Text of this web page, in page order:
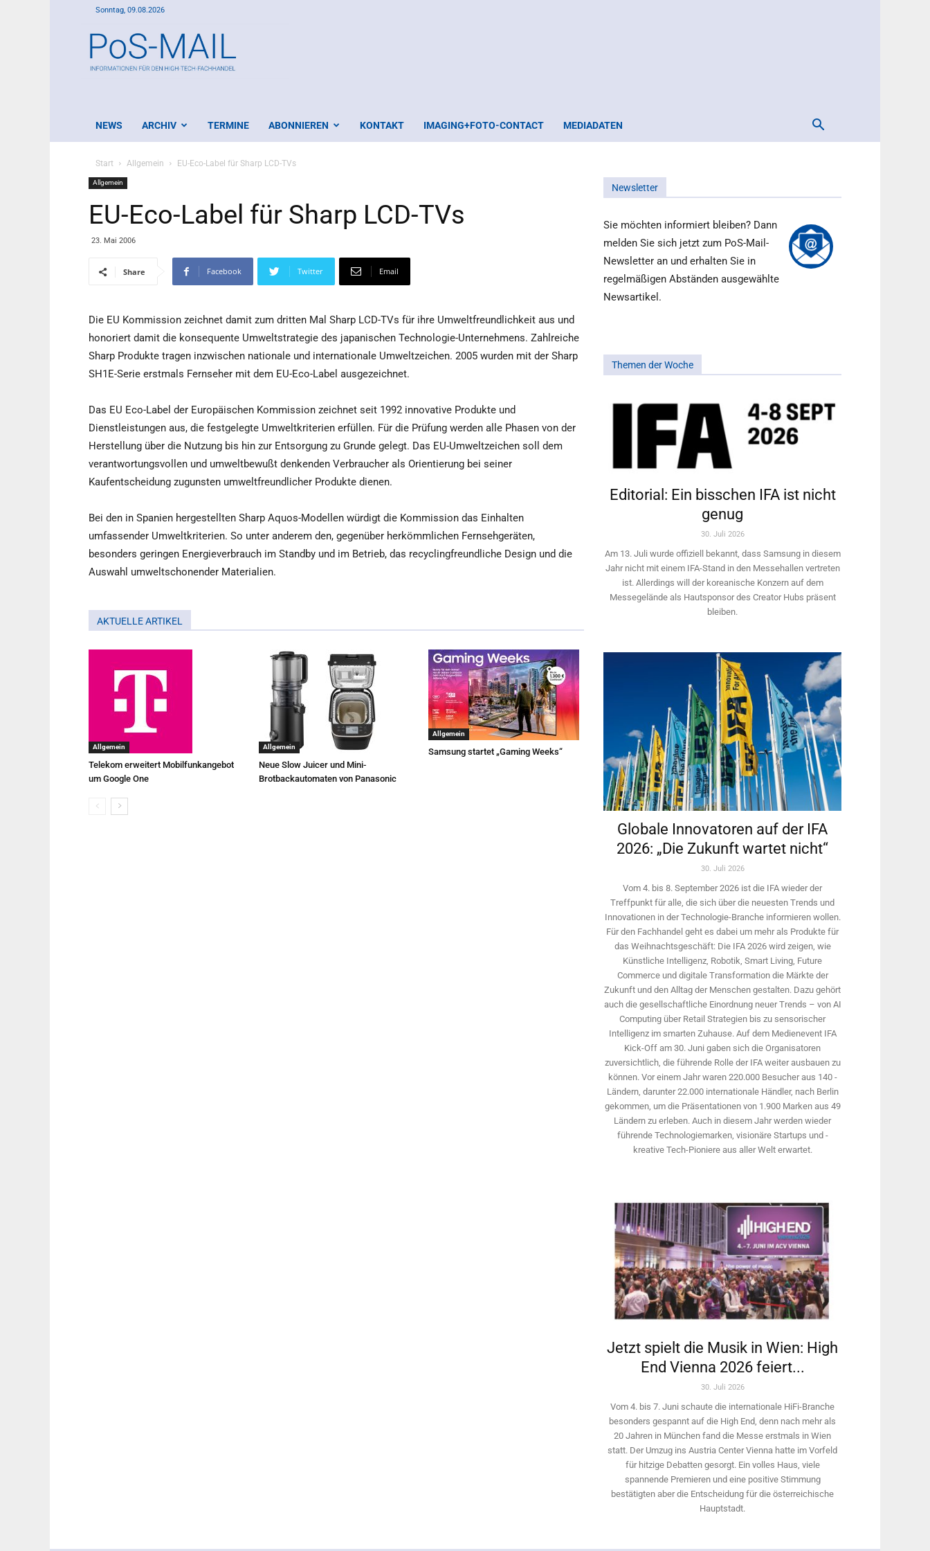
Sonntag, 09.08.2026
Mail
NEWS ARCHIV TERMINE ABONNIEREN KONTAKT IMAGING+FOTO-CONTACT MEDIADATEN
Start Allgemein EU-Eco-Label für Sharp LCD-TVs
Allgemein
EU-Eco-Label für Sharp LCD-TVs
23. Mai 2006
Share Facebook Twitter Email
Die EU Kommission zeichnet damit zum dritten Mal Sharp LCD-TVs für ihre Umweltfreundlichkeit aus und
honoriert damit die konsequente Umweltstrategie des japanischen Technologie-Unternehmens. Zahlreiche
Sharp Produkte tragen inzwischen nationale und internationale Umweltzeichen. 2005 wurden mit der Sharp
SH1E-Serie erstmals Fernseher mit dem EU-Eco-Label ausgezeichnet.
Das EU Eco-Label der Europäischen Kommission zeichnet seit 1992 innovative Produkte und
Dienstleistungen aus, die festgelegte Umweltkriterien erfüllen. Für die Prüfung werden alle Phasen von der
Herstellung über die Nutzung bis hin zur Entsorgung zu Grunde gelegt. Das EU-Umweltzeichen soll dem
verantwortungsvollen und umweltbewußt denkenden Verbraucher als Orientierung bei seiner
Kaufentscheidung zugunsten umweltfreundlicher Produkte dienen.
Bei den in Spanien hergestellten Sharp Aquos-Modellen würdigt die Kommission das Einhalten
umfassender Umweltkriterien. So unter anderem den, gegenüber herkömmlichen Fernsehgeräten,
besonders geringen Energieverbrauch im Standby und im Betrieb, das recyclingfreundliche Design und die
Auswahl umweltschonender Materialien.
AKTUELLE ARTIKEL
Allgemein
Telekom erweitert Mobilfunkangebot
um Google One
Allgemein
Neue Slow Juicer und Mini-
Brotbackautomaten von Panasonic
Allgemein
Samsung startet „Gaming Weeks“
Newsletter
Sie möchten informiert bleiben? Dann
melden Sie sich jetzt zum PoS-Mail-
Newsletter an und erhalten Sie in
regelmäßigen Abständen ausgewählte
Newsartikel.
Themen der Woche
Editorial: Ein bisschen IFA ist nicht
genug
30. Juli 2026
Am 13. Juli wurde offiziell bekannt, dass Samsung in diesem
Jahr nicht mit einem IFA-Stand in den Messehallen vertreten
ist. Allerdings will ­der koreanische Konzern auf dem
Messegelände als Hautsponsor des Creator Hubs präsent
bleiben.
Globale Innovatoren auf der IFA
2026: „Die Zukunft wartet nicht“
30. Juli 2026
Vom 4. bis 8. September 2026 ist die IFA wieder der
Treffpunkt für alle, die sich über die neuesten Trends und
Innovationen in der Technologie-­Branche informieren wollen.
Für den Fachhandel geht es dabei um mehr als Produkte für
das Weihnachtsgeschäft: Die IFA 2026 wird ­zeigen, wie
Künstliche Intelligenz, Robotik, Smart Living, Future
Commerce und digitale Trans­formation die Märkte der
Zukunft und den Alltag der Menschen gestalten. Dazu gehört
auch die gesellschaftliche Einordnung neuer Trends – von AI
Computing über Retail Strategien bis zu sensorischer
Intelligenz im smarten Zuhause. Auf dem Medien­event IFA
Kick-Off am 30. Juni gaben sich die Organisatoren
zuversichtlich, die führende Rolle der IFA weiter ausbauen zu
können. Vor einem Jahr ­waren 220.000 Besucher aus 140 ­
Ländern, ­darunter 22.000 internationale Händler, nach Berlin
gekommen, um die Präsen­tationen von 1.900 Marken aus 49
Ländern zu erleben. Auch in diesem Jahr werden wieder
führende Technologiemarken, visionäre Startups und ­
kreative Tech-Pioniere aus aller Welt erwartet.
Jetzt spielt die Musik in Wien: High
End Vienna 2026 feiert...
30. Juli 2026
Vom 4. bis 7. Juni schaute die internationale HiFi-Branche
besonders gespannt auf die High End, denn nach mehr als
20 Jahren in München fand die Messe erstmals in Wien
statt. Der Umzug ins Austria Center Vienna hatte im Vorfeld
für hitzige Debatten gesorgt. Ein volles Haus, viele
spannende Premieren und eine positive Stimmung
bestätigten aber die Entscheidung für die österreichische
Hauptstadt.